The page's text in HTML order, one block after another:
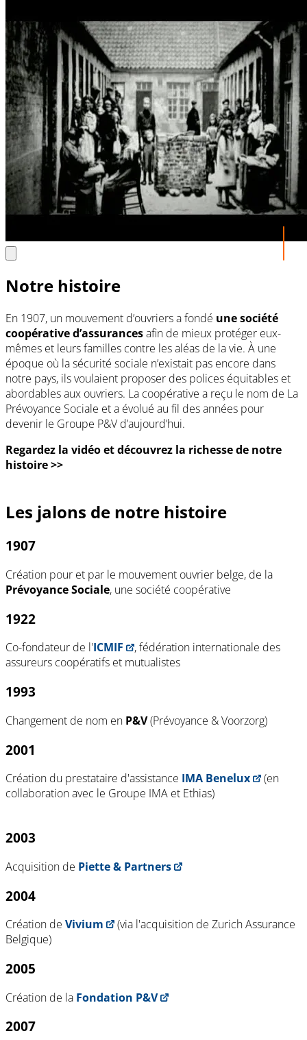
Notre histoire
En 1907, un mouvement d’ouvriers a fondé une société
coopérative d’assurancesafin de mieux protéger eux-
mêmes et leurs familles contre les aléas de la vie. À une
époque où la sécurité sociale n’existait pas encore dans
notre pays, ils voulaient proposer des polices équitables et
abordables aux ouvriers. La coopérative a reçu le nom de La
Prévoyance Sociale et a évolué au fil des années pour
devenir le Groupe P&V d’aujourd’hui.
Regardez la vidéo et découvrez la richesse de notre
histoire >>
Les jalons de notre histoire
1907
Création pour et par le mouvement ouvrier belge, de la
Prévoyance Sociale, une société coopérative
1922
Co-fondateur de l'ICMIF
, fédération internationale des
assureurs coopératifs et mutualistes
1993
Changement de nom en P&V(Prévoyance & Voorzorg)
2001
Création du prestataire d'assistance IMA Benelux
(en
collaboration avec le Groupe IMA et Ethias)
2003
Acquisition de Piette & Partners
2004
Création de Vivium
(via l'acquisition de Zurich Assurance
Belgique)
2005
Création de la Fondation P&V
2007